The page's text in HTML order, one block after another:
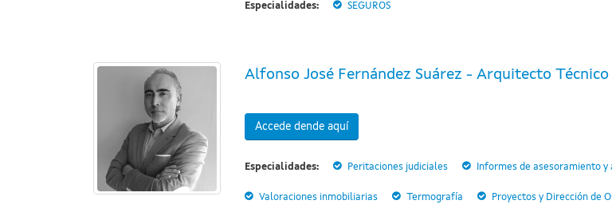
Especialidades: SEGUROS
Alfonso José Fernández Suárez - Arquitecto
Accede dende aquí
Especialidades: Peritaciones judiciales Informes de asesoramiento y
Valoraciones inmobiliarias Termografía Proyectos y Dirección de